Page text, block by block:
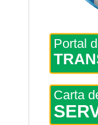
Portal
Carta